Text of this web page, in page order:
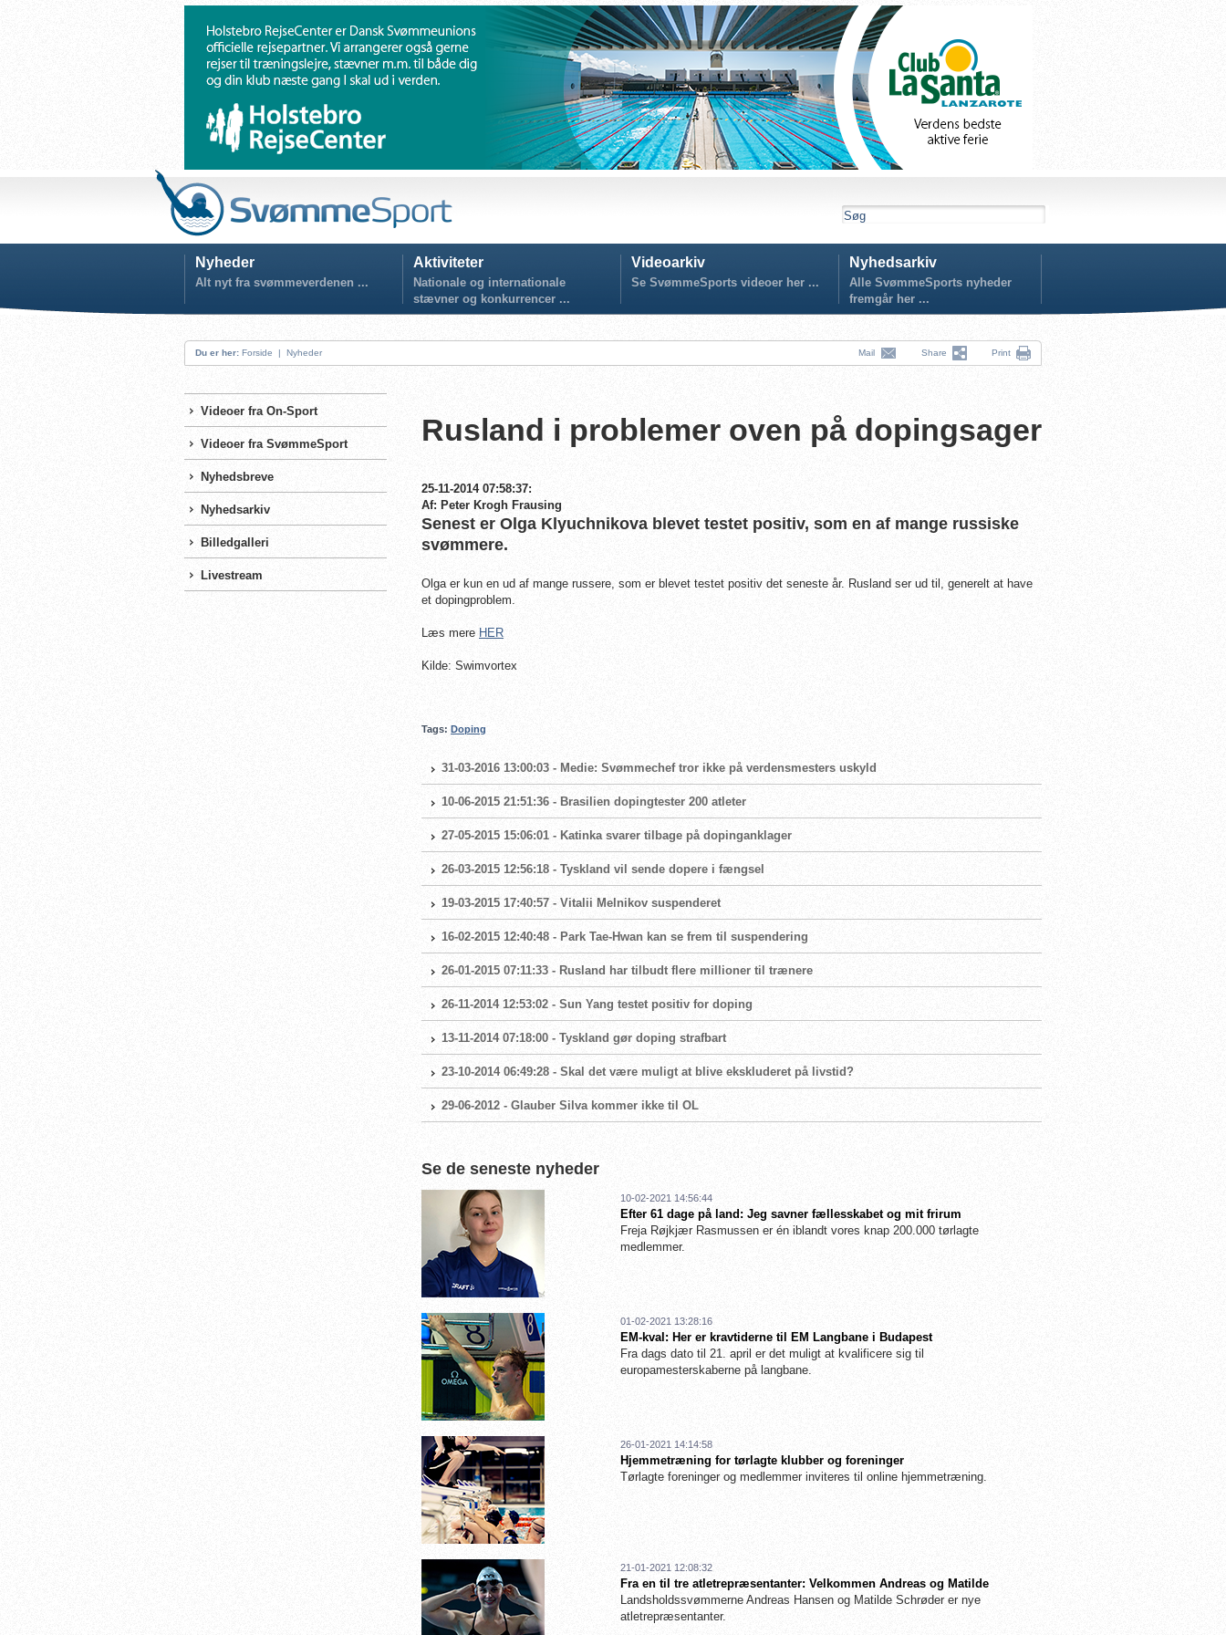
Nyheder
Alt nyt fra svømmeverdenen ...
Aktiviteter
Nationale og internationale
stævner og konkurrencer ...
Videoarkiv
Se SvømmeSports videoer her ...
Nyhedsarkiv
Alle SvømmeSports nyheder
fremgår her ...
Du er her: Forside | Nyheder Mail Share Print
Videoer fra On-Sport
Videoer fra SvømmeSport
Nyhedsbreve
Nyhedsarkiv
Billedgalleri
Livestream
Rusland i problemer oven på dopingsager
25-11-2014 07:58:37:
Af: Peter Krogh Frausing
Senest er Olga Klyuchnikova blevet testet positiv, som en af mange russiske
svømmere.
Olga er kun en ud af mange russere, som er blevet testet positiv det seneste år. Rusland ser ud til, generelt at have
et dopingproblem.
Læs mere HER
Kilde: Swimvortex
Tags: Doping
31-03-2016 13:00:03 - Medie: Svømmechef tror ikke på verdensmesters uskyld
10-06-2015 21:51:36 - Brasilien dopingtester 200 atleter
27-05-2015 15:06:01 - Katinka svarer tilbage på dopinganklager
26-03-2015 12:56:18 - Tyskland vil sende dopere i fængsel
19-03-2015 17:40:57 - Vitalii Melnikov suspenderet
16-02-2015 12:40:48 - Park Tae-Hwan kan se frem til suspendering
26-01-2015 07:11:33 - Rusland har tilbudt flere millioner til trænere
26-11-2014 12:53:02 - Sun Yang testet positiv for doping
13-11-2014 07:18:00 - Tyskland gør doping strafbart
23-10-2014 06:49:28 - Skal det være muligt at blive ekskluderet på livstid?
29-06-2012 - Glauber Silva kommer ikke til OL
Se de seneste nyheder
10-02-2021 14:56:44
Efter 61 dage på land: Jeg savner fællesskabet og mit frirum
Freja Røjkjær Rasmussen er én iblandt vores knap 200.000 tørlagte
medlemmer.
01-02-2021 13:28:16
EM-kval: Her er kravtiderne til EM Langbane i Budapest
Fra dags dato til 21. april er det muligt at kvalificere sig til
europamesterskaberne på langbane.
26-01-2021 14:14:58
Hjemmetræning for tørlagte klubber og foreninger
Tørlagte foreninger og medlemmer inviteres til online hjemmetræning.
21-01-2021 12:08:32
Fra en til tre atletrepræsentanter: Velkommen Andreas og Matilde
Landsholdssvømmerne Andreas Hansen og Matilde Schrøder er nye
atletrepræsentanter.